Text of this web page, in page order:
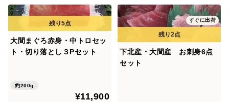
大間まぐろ赤身・中トロセッ
ト・切り落とし３Pセット
約200g
¥11,900
すぐに出荷
下北産・大間産 お刺身6点
セット